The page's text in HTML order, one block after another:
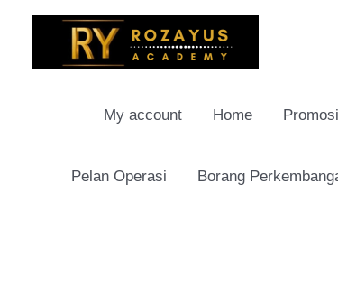
My account Home
Pelan Operasi Borang